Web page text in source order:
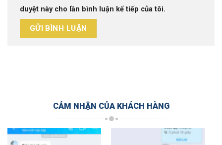
duyệt này cho lần bình luận kế tiếp của tôi.
CẢM NHẬN CỦA KHÁCH HÀNG